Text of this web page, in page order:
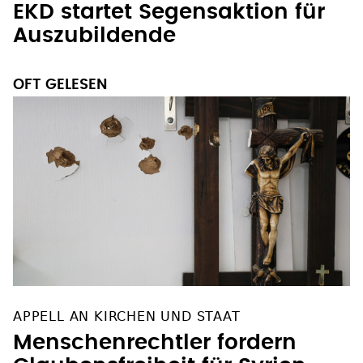
EKD startet Segensaktion für
Auszubildende
OFT GELESEN
APPELL AN KIRCHEN UND STAAT
Menschenrechtler fordern